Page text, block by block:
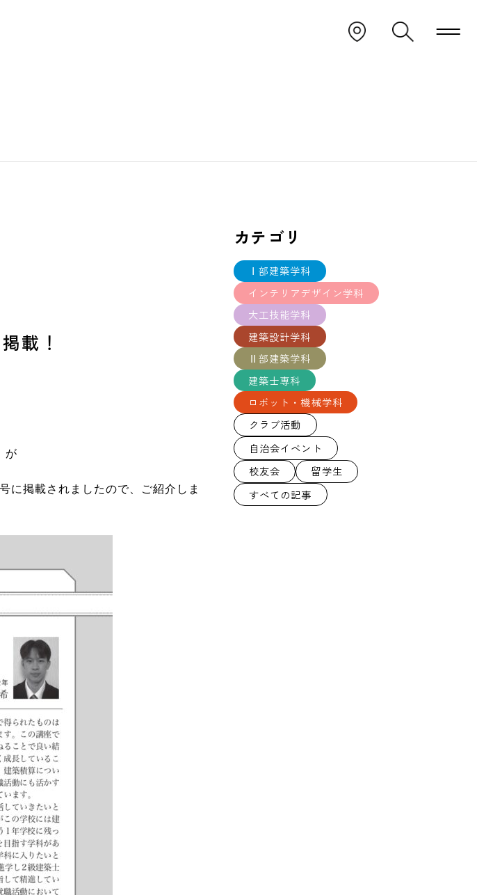
載！
が
に掲載されましたので、ご紹介しま
カテゴリ
Ⅰ部建築学科
インテリアデザイン学科
大工技能学科
建築設計学科
Ⅱ部建築学科
建築士専科
ロボット・機械学科
クラブ活動
自治会イベント
校友会
留学生
すべての記事